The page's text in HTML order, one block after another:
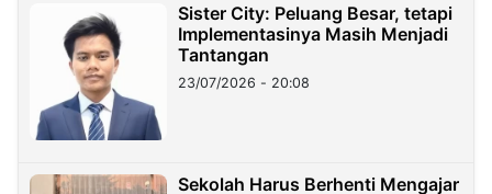
Sister City: Peluang Besar, tetapi
Implementasinya Masih Menjadi
Tantangan
23/07/2026 - 20:08
Sekolah Harus Berhenti Mengajar